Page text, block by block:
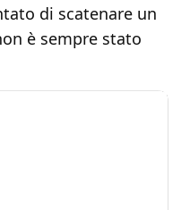
di scatenare un
è sempre stato